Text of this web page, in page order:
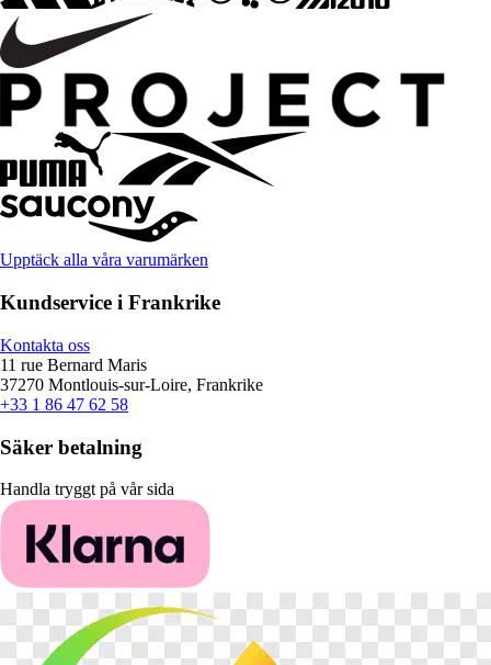
Upptäck alla våra varumärken
Kundservice i Frankrike
Kontakta oss
11 rue Bernard Maris
37270 Montlouis-sur-Loire, Frankrike
+33 1 86 47 62 58
Säker betalning
Handla tryggt på vår sida